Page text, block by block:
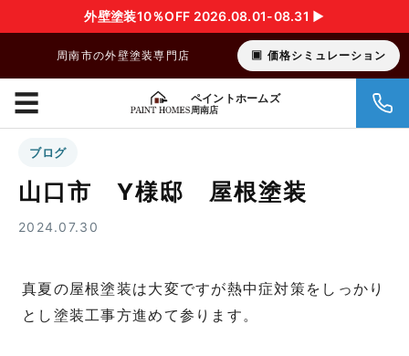
外壁塗装10％OFF 2026.08.01-08.31 ▶︎
周南市の外壁塗装専門店 価格シミュレーション
ペイントホームズ
周南店
☰
ブログ
山口市 Y様邸 屋根塗装
2024.07.30
真夏の屋根塗装は大変ですが熱中症対策をしっかり
とし塗装工事方進めて参ります。